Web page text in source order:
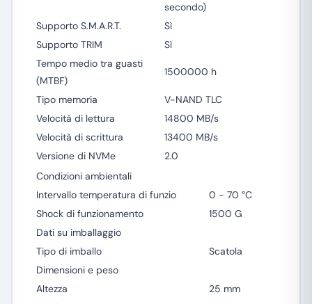
secondo)
Supporto S.M.A.R.T.
Sì
Supporto TRIM
Sì
Tempo medio tra guasti
(MTBF)
1500000 h
Tipo memoria
V-NAND TLC
Velocità di lettura
14800 MB/s
Velocità di scrittura
13400 MB/s
Versione di NVMe
2.0
Condizioni ambientali
Intervallo temperatura di funzio
0 - 70 °C
Shock di funzionamento
1500 G
Dati su imballaggio
Tipo di imballo
Scatola
Dimensioni e peso
Altezza
25 mm